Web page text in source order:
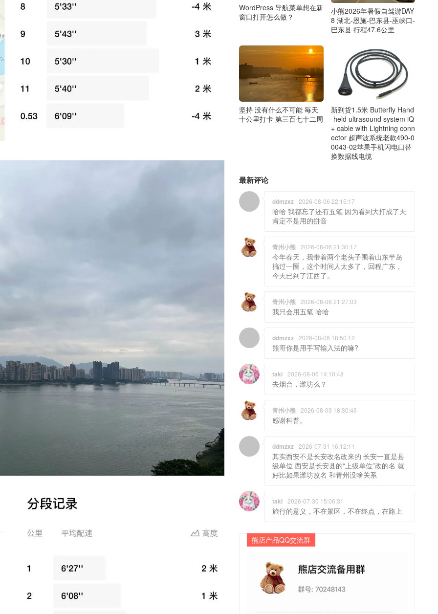
WordPress 导航菜单想在新
窗口打开怎么做？
小熊2026年暑假自驾游DAY
8 湖北-恩施-巴东县-巫峡口-
巴东县 行程47.6公里
坚持 没有什么不可能 毎天
十公里打卡 第三百七十二周
新到货1.5米 Butterfly Hand
-held ultrasound system iQ
+ cable with Lightning conn
ector 超声波系统老款490-0
0043-02苹果手机闪电口替
换数据线电缆
最新评论
ddmzxz 2026-08-06 22:15:17
哈哈 我都忘了还有五笔 因为看到大打成了天
肯定不是用的拼音
青州小熊 2026-08-06 21:30:17
今年春天，我带着两个老头子围着山东半岛
搞过一圈，这个时间人太多了，回程广东，
今天已到了江西了。
青州小熊 2026-08-06 21:27:03
我只会用五笔 哈哈
ddmzxz 2026-08-06 18:50:12
熊哥你是用手写输入法的嘛?
taki 2026-08-06 14:10:48
去烟台，潍坊么？
青州小熊 2026-08-03 18:30:46
感谢科普。
ddmzxz 2026-07-31 16:12:11
其实西安不是长安改名改来的 长安一直是县
级单位 西安是长安县的“上级单位”改的名 就
好比如果潍坊改名 和青州没啥关系
taki 2026-07-30 15:06:31
旅行的意义，不在景区，不在终点，在路上
熊店产品QQ交流群